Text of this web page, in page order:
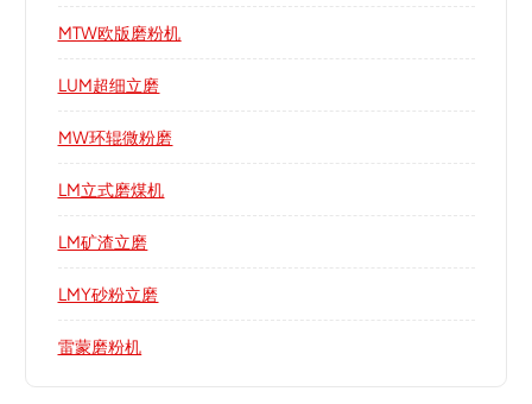
MTW欧版磨粉机
LUM超细立磨
MW环辊微粉磨
LM立式磨煤机
LM矿渣立磨
LMY砂粉立磨
雷蒙磨粉机